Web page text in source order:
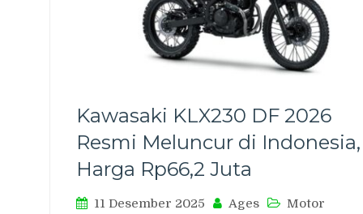
Kawasaki KLX230 DF 2026
Resmi Meluncur di Indonesia,
Harga Rp66,2 Juta
11 Desember 2025 Ages Motor